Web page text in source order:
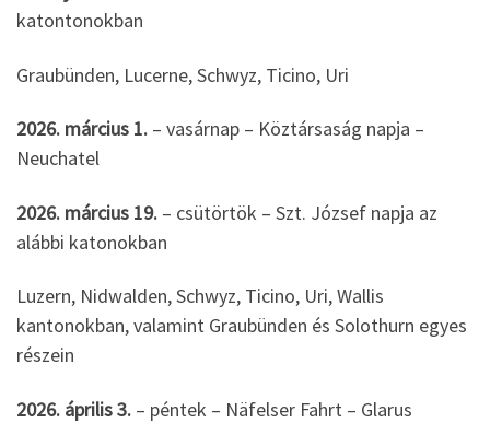
katontonokban
Graubünden, Lucerne, Schwyz, Ticino, Uri
2026. március 1. – vasárnap – Köztársaság napja –
Neuchatel
2026. március 19. – csütörtök – Szt. József napja az
alábbi katonokban
Luzern, Nidwalden, Schwyz, Ticino, Uri, Wallis
kantonokban, valamint Graubünden és Solothurn egyes
részein
2026. április 3. – péntek – Näfelser Fahrt – Glarus